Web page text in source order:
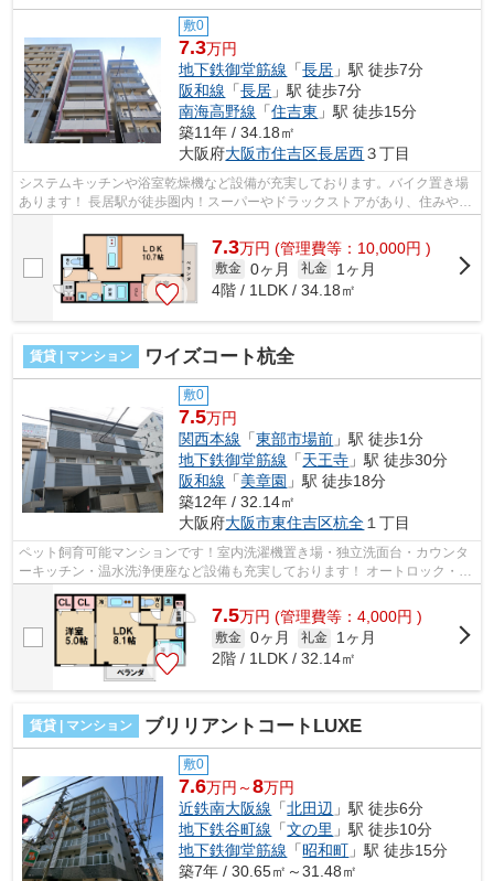
敷0
7.3万円
地下鉄御堂筋線 「長居 」駅 徒歩7分
阪和線 「長居 」駅 徒歩7分
南海高野線 「住吉東 」駅 徒歩15分
築11年 / 34.18㎡
大阪府大阪市住吉区長居西３丁目
システムキッチンや浴室乾燥機など設備が充実しております。バイク置き場
あります！ 長居駅が徒歩圏内！スーパーやドラックストアがあり、住みやす
7.3万円 (管理費等：10,000円 )
敷金 0ヶ月 礼金
1ヶ月
4階 / 1LDK / 34.18㎡
賃貸 | マンション ワイズコート杭全
敷0
7.5万円
関西本線 「東部市場前 」駅 徒歩1分
地下鉄御堂筋線 「天王寺 」駅 徒歩30分
阪和線 「美章園 」駅 徒歩18分
築12年 / 32.14㎡
大阪府大阪市東住吉区杭全 １丁目
ペット飼育可能マンションです！室内洗濯機置き場・独立洗面台・カウンタ
ーキッチン・温水洗浄便座など設備も充実しております！ オートロック・TV
モニター付きインターホンも完備し...
7.5万円 (管理費等：4,000円 )
敷金 0ヶ月 礼金
1ヶ月
2階 / 1LDK / 32.14㎡
賃貸 | マンション ブリリアントコートLUXE
敷0
7.6万円～8万円
近鉄南大阪線 「北田辺 」駅 徒歩6分
地下鉄谷町線 「文の里 」駅 徒歩10分
地下鉄御堂筋線 「昭和町 」駅 徒歩15分
築7年 / 30.65㎡～31.48㎡